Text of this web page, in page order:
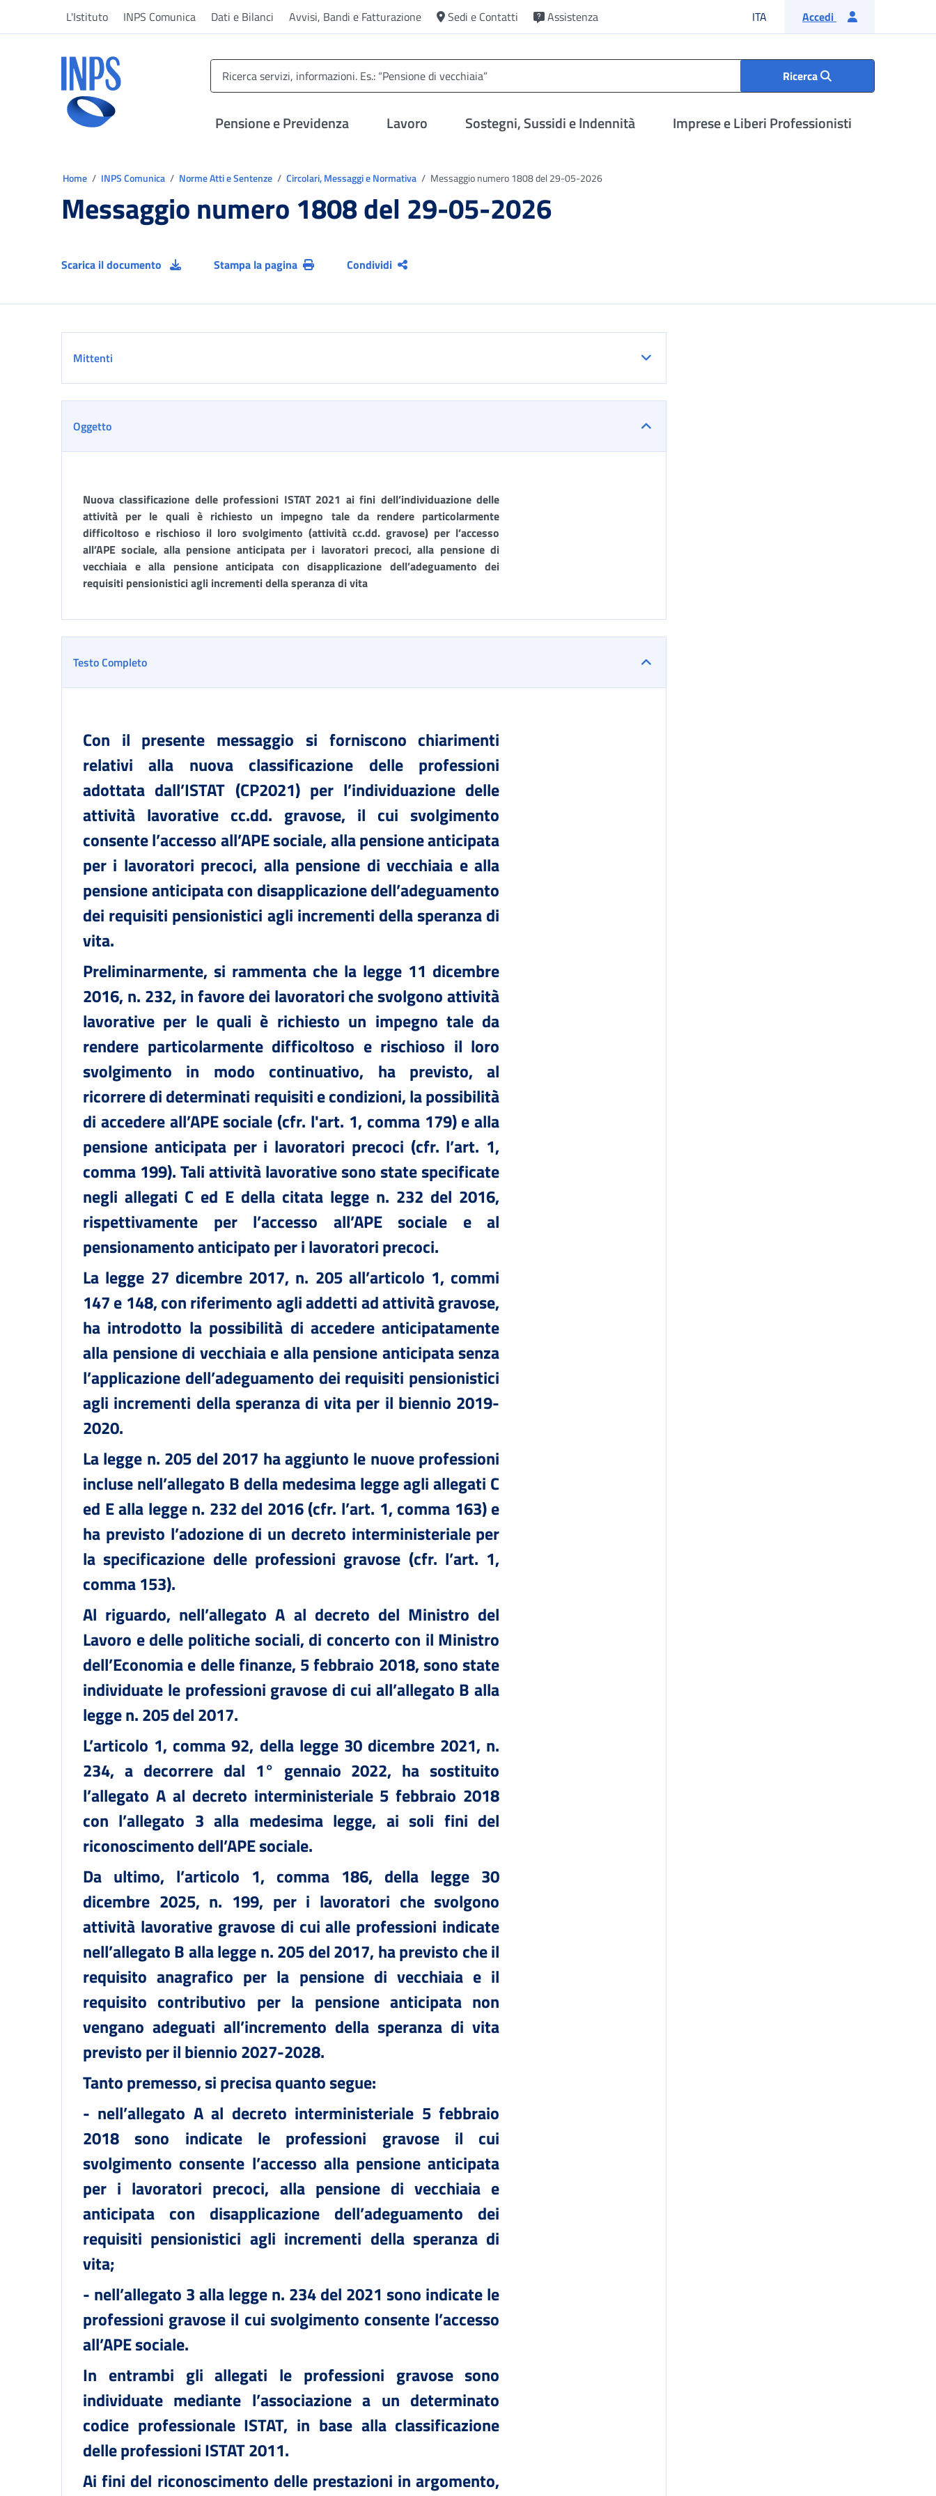
L'Istituto INPS Comunica Dati e Bilanci Avvisi, Bandi e Fatturazione Sedi e Contatti Assistenza ITA Lingua italiana
Accedi
Ricerca
Pensione e Previdenza Lavoro Sostegni, Sussidi e Indennità Imprese e Liberi Professionisti
Home INPS Comunica Norme Atti e Sentenze Circolari, Messaggi e Normativa Messaggio numero 1808 del 29-05-2026
Messaggio numero 1808 del 29-05-2026
Scarica il documento Stampa la pagina Condividi
Mittenti
Oggetto
Nuova classificazione delle professioni ISTAT 2021 ai fini dell’individuazione delle
attività per le quali è richiesto un impegno tale da rendere particolarmente
difficoltoso e rischioso il loro svolgimento (attività cc.dd. gravose) per l’accesso
all’APE sociale, alla pensione anticipata per i lavoratori precoci, alla pensione di
vecchiaia e alla pensione anticipata con disapplicazione dell’adeguamento dei
requisiti pensionistici agli incrementi della speranza di vita
Testo Completo
Con il presente messaggio si forniscono chiarimenti
relativi alla nuova classificazione delle professioni
adottata dall’ISTAT (CP2021) per l’individuazione delle
attività lavorative cc.dd. gravose, il cui svolgimento
consente l’accesso all’APE sociale, alla pensione anticipata
per i lavoratori precoci, alla pensione di vecchiaia e alla
pensione anticipata con disapplicazione dell’adeguamento
dei requisiti pensionistici agli incrementi della speranza di
vita.
Preliminarmente, si rammenta che la legge 11 dicembre
2016, n. 232, in favore dei lavoratori che svolgono attività
lavorative per le quali è richiesto un impegno tale da
rendere particolarmente difficoltoso e rischioso il loro
svolgimento in modo continuativo, ha previsto, al
ricorrere di determinati requisiti e condizioni, la possibilità
di accedere all’APE sociale (cfr. l'art. 1, comma 179) e alla
pensione anticipata per i lavoratori precoci (cfr. l’art. 1,
comma 199). Tali attività lavorative sono state specificate
negli allegati C ed E della citata legge n. 232 del 2016,
rispettivamente per l’accesso all’APE sociale e al
pensionamento anticipato per i lavoratori precoci.
La legge 27 dicembre 2017, n. 205 all’articolo 1, commi
147 e 148, con riferimento agli addetti ad attività gravose,
ha introdotto la possibilità di accedere anticipatamente
alla pensione di vecchiaia e alla pensione anticipata senza
l’applicazione dell’adeguamento dei requisiti pensionistici
agli incrementi della speranza di vita per il biennio 2019-
2020.
La legge n. 205 del 2017 ha aggiunto le nuove professioni
incluse nell’allegato B della medesima legge agli allegati C
ed E alla legge n. 232 del 2016 (cfr. l’art. 1, comma 163) e
ha previsto l’adozione di un decreto interministeriale per
la specificazione delle professioni gravose (cfr. l’art. 1,
comma 153).
Al riguardo, nell’allegato A al decreto del Ministro del
Lavoro e delle politiche sociali, di concerto con il Ministro
dell’Economia e delle finanze, 5 febbraio 2018, sono state
individuate le professioni gravose di cui all’allegato B alla
legge n. 205 del 2017.
L’articolo 1, comma 92, della legge 30 dicembre 2021, n.
234, a decorrere dal 1° gennaio 2022, ha sostituito
l’allegato A al decreto interministeriale 5 febbraio 2018
con l’allegato 3 alla medesima legge, ai soli fini del
riconoscimento dell’APE sociale.
Da ultimo, l’articolo 1, comma 186, della legge 30
dicembre 2025, n. 199, per i lavoratori che svolgono
attività lavorative gravose di cui alle professioni indicate
nell’allegato B alla legge n. 205 del 2017, ha previsto che il
requisito anagrafico per la pensione di vecchiaia e il
requisito contributivo per la pensione anticipata non
vengano adeguati all’incremento della speranza di vita
previsto per il biennio 2027-2028.
Tanto premesso, si precisa quanto segue:
- nell’allegato A al decreto interministeriale 5 febbraio
2018 sono indicate le professioni gravose il cui
svolgimento consente l’accesso alla pensione anticipata
per i lavoratori precoci, alla pensione di vecchiaia e
anticipata con disapplicazione dell’adeguamento dei
requisiti pensionistici agli incrementi della speranza di
vita;
- nell’allegato 3 alla legge n. 234 del 2021 sono indicate le
professioni gravose il cui svolgimento consente l’accesso
all’APE sociale.
In entrambi gli allegati le professioni gravose sono
individuate mediante l’associazione a un determinato
codice professionale ISTAT, in base alla classificazione
delle professioni ISTAT 2011.
Ai fini del riconoscimento delle prestazioni in argomento,